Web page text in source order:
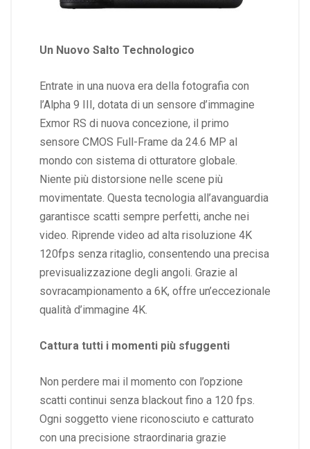
Un Nuovo Salto Technologico
Entrate in una nuova era della fotografia con
l’Alpha 9 III, dotata di un sensore d’immagine
Exmor RS di nuova concezione, il primo
sensore CMOS Full-Frame da 24.6 MP al
mondo con sistema di otturatore globale.
Niente più distorsione nelle scene più
movimentate. Questa tecnologia all’avanguardia
garantisce scatti sempre perfetti, anche nei
video. Riprende video ad alta risoluzione 4K
120fps senza ritaglio, consentendo una precisa
previsualizzazione degli angoli. Grazie al
sovracampionamento a 6K, offre un’eccezionale
qualità d’immagine 4K.
Cattura tutti i momenti più sfuggenti
Non perdere mai il momento con l’opzione
scatti continui senza blackout fino a 120 fps.
Ogni soggetto viene riconosciuto e catturato
con una precisione straordinaria grazie